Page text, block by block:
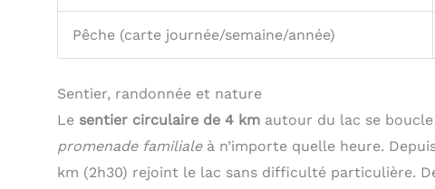
Pêche (carte journée/semaine/année)
Sentier, randonnée et nature
Le sentier circulaire de 4 kmautour du lac se boucle
promenade familialeà n’importe quelle heure.
km (2h30) rejoint le lac sans difficulté particulière.